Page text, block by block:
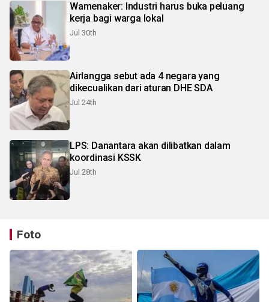
Wamenaker: Industri harus buka peluang
kerja bagi warga lokal
Jul 30th
Airlangga sebut ada 4 negara yang
dikecualikan dari aturan DHE SDA
Jul 24th
LPS: Danantara akan dilibatkan dalam
koordinasi KSSK
Jul 28th
Foto